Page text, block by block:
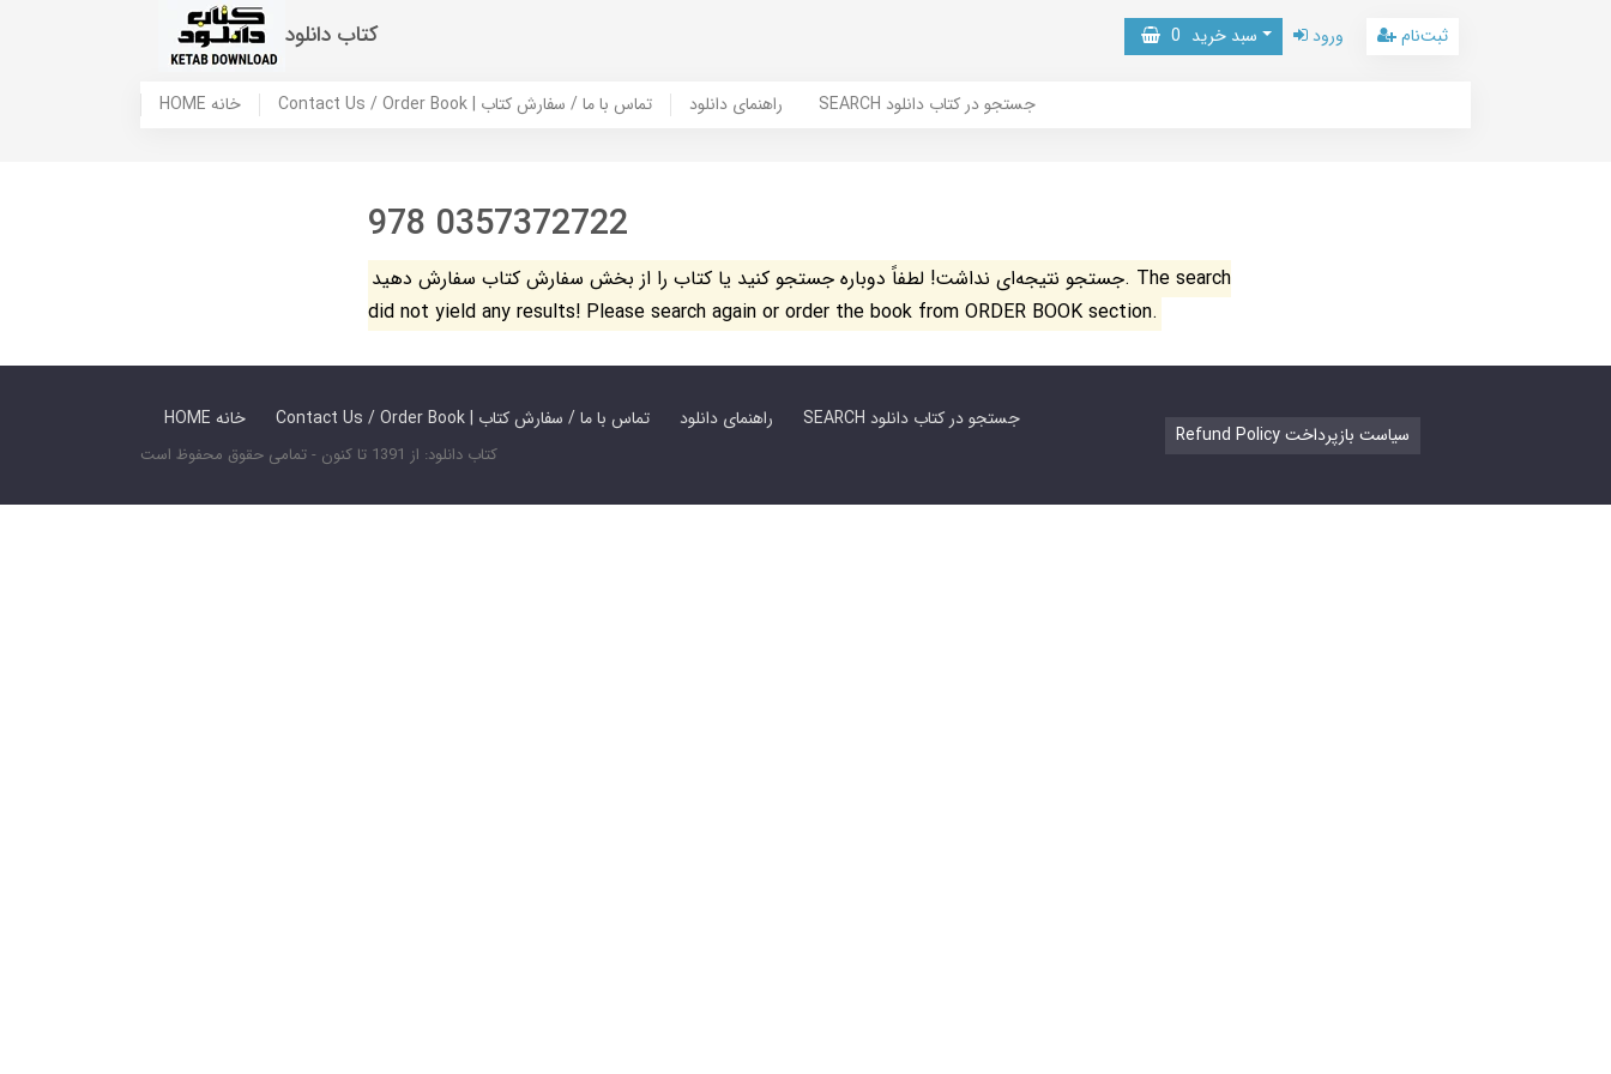
کتاب دانلود سبد خرید 0 ورود ثبت‌نام
HOME خانه Contact Us / Order Book | تماس با ما / سفارش کتاب راهنمای دانلود SEARCH جستجو در کتاب دانلود
978 0357372722
جستجو نتیجه‌ای نداشت! لطفاً دوباره جستجو کنید یا کتاب را از بخش سفارش کتاب سفارش دهید. The search
did not yield any results! Please search again or order the book from ORDER BOOK section.
HOME خانه Contact Us / Order Book | تماس با ما / سفارش کتاب راهنمای دانلود SEARCH جستجو در کتاب دانلود
کتاب دانلود: از 1391 تا کنون - تمامی حقوق محفوظ است
Refund Policy سیاست بازپرداخت